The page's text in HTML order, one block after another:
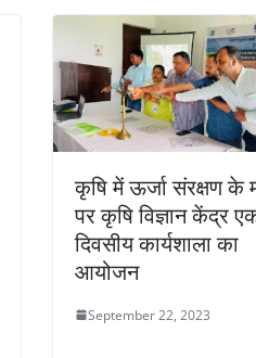
कृषि में ऊर्जा संरक्षण के
पर कृषि विज्ञान केंद्र
दिवसीय कार्यशाला का
आयोजन
September 22, 2023